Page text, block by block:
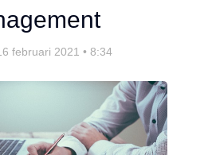
februari 2021 • 8:34